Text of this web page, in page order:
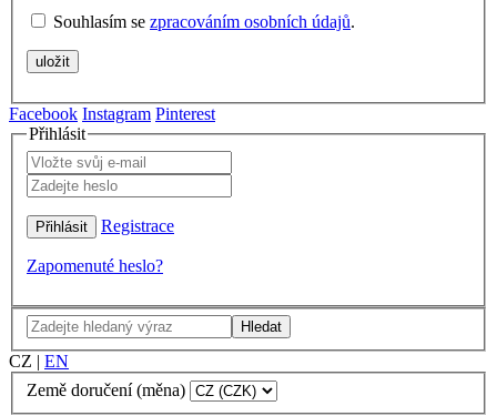
Souhlasím se zpracováním osobních údajů.
Facebook Instagram Pinterest
Přihlásit
Registrace
Zapomenuté heslo?
Hledat
CZ
EN
Země doručení (měna)